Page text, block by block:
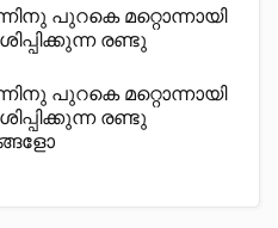
പുറകെ മറ്റൊന്നായി
രണ്ടു
പുറകെ മറ്റൊന്നായി
രണ്ടു